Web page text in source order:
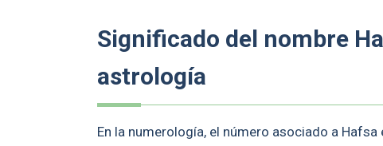
Significado del nombre
astrología
En la numerología, el número asociado a